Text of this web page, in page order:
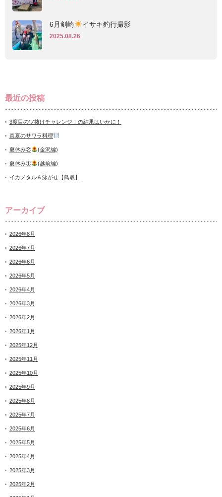
6月剣崎 イサキ釣行撮影
2025.08.26
最近の投稿
3度目のツ抜けチャレンジ！の結果はいかに！
真夏のサワラ料理
夏休み② (金沢編)
夏休み① (越前編)
イカメタル＆泳がせ【鳥取】
アーカイブ
2026年8月
2026年7月
2026年6月
2026年5月
2026年4月
2026年3月
2026年2月
2026年1月
2025年12月
2025年11月
2025年10月
2025年9月
2025年8月
2025年7月
2025年6月
2025年5月
2025年4月
2025年3月
2025年2月